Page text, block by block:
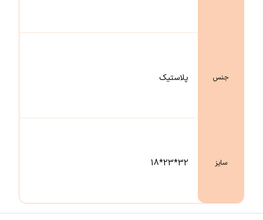
جنس پلاستیک
سایز 32*23*18